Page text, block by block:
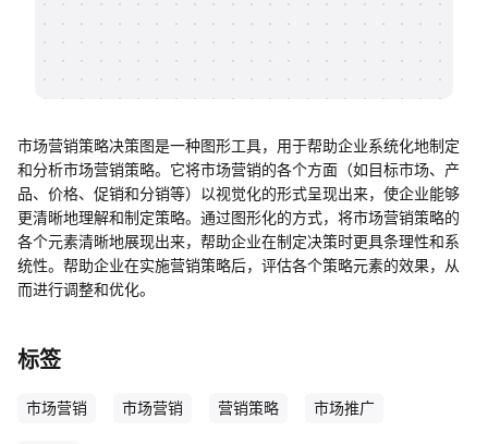
市场营销策略决策图是一种图形工具，用于帮助企业系统化地制定
和分析市场营销策略。它将市场营销的各个方面（如目标市场、产
品、价格、促销和分销等）以视觉化的形式呈现出来，使企业能够
更清晰地理解和制定策略。通过图形化的方式，将市场营销策略的
各个元素清晰地展现出来，帮助企业在制定决策时更具条理性和系
统性。帮助企业在实施营销策略后，评估各个策略元素的效果，从
而进行调整和优化。
标签
市场营销 市场营销 营销策略 市场推广